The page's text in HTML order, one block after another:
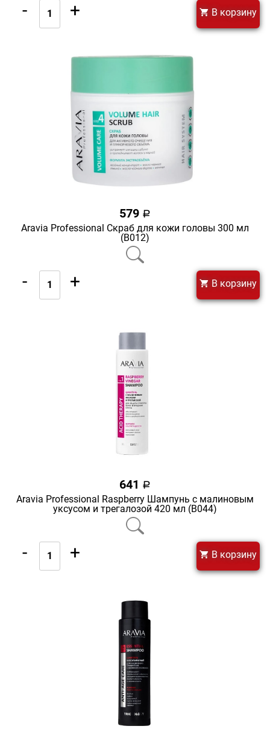
- + В корзину
579 a
Aravia Professional Скраб для кожи головы 300 мл
(В012)
- + В корзину
641 a
Aravia Professional Raspberry Шампунь с малиновым
уксусом и трегалозой 420 мл (В044)
- + В корзину